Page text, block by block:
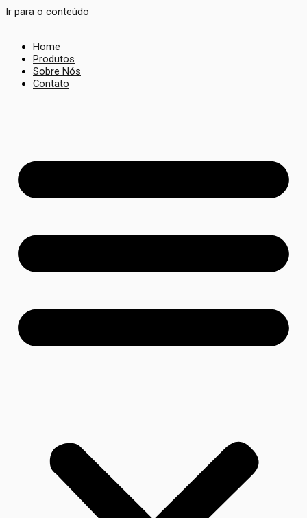
Ir para o conteúdo
Home
Produtos
Sobre Nós
Contato